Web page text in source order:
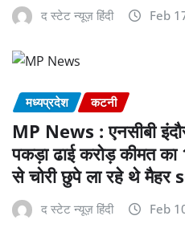
द स्टेट न्यूज़ हिंदी Feb
मध्यप्रदेश कटनी
MP News : एनसीबी
पकड़ा ढाई करोड़ कीमत का
से चोरी छुपे ला रहे थे
द स्टेट न्यूज़ हिंदी Feb